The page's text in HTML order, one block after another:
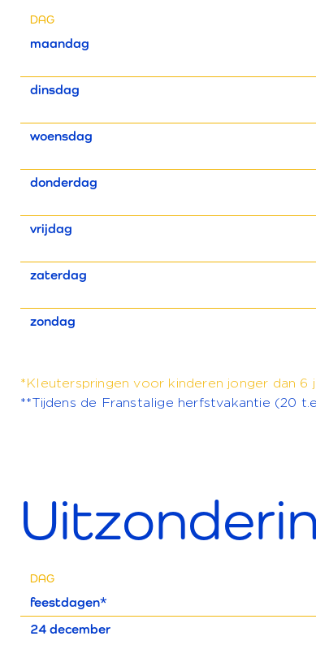
DAG
maandag
dinsdag
woensdag
donderdag
vrijdag
zaterdag
zondag
*Kleuterspringen voor kinderen jonger dan 6
**Tijdens de Franstalige herfstvakantie (20
DAG
feestdagen*
24 december